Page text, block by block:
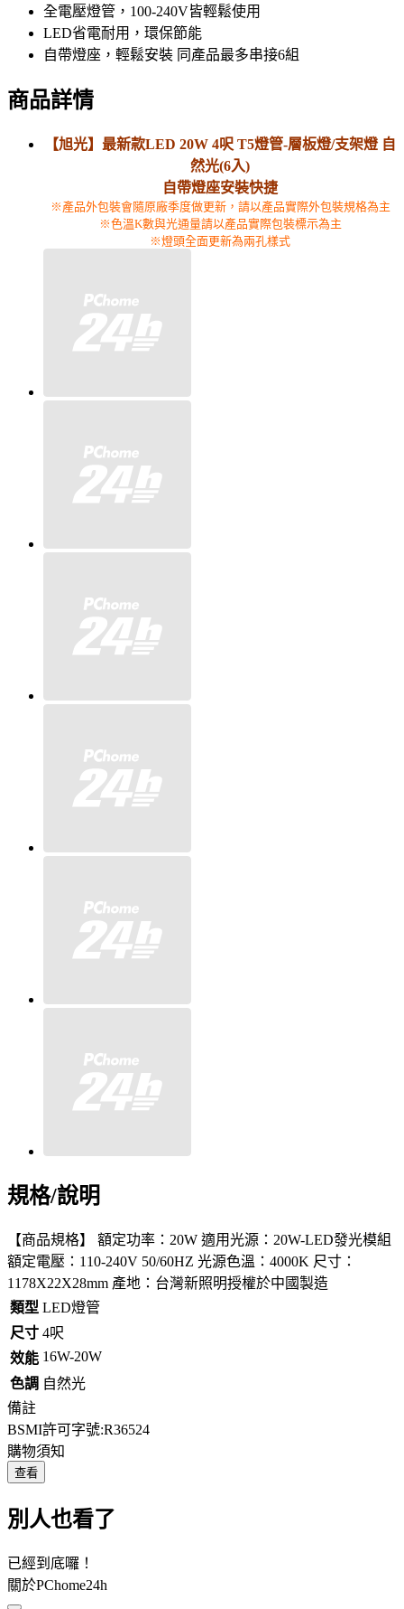
全電壓燈管，100-240V皆輕鬆使用
LED省電耐用，環保節能
自帶燈座，輕鬆安裝 同產品最多串接6組
商品詳情
【旭光】 最新款LED 20W 4呎 T5燈管-層板燈/支架燈 自
然光(6入)
自帶燈座安裝快捷
※產品外包裝會隨原廠季度做更新，請以產品實際外包裝規格為主
※色溫K數與光通量請以產品實際包裝標示為主
※燈頭全面更新為兩孔樣式
規格/說明
【商品規格】 額定功率：20W 適用光源：20W-LED發光模組
額定電壓：110-240V 50/60HZ 光源色溫：4000K 尺寸：
1178X22X28mm 產地：台灣新照明授權於中國製造
類型 LED燈管
尺寸 4呎
效能 16W-20W
色調 自然光
備註
BSMI許可字號:R36524
購物須知
查看
別人也看了
已經到底囉！
關於PChome24h